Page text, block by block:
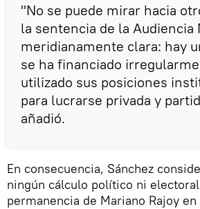
"No se puede mirar hacia
la sentencia de la Audiencia
meridianamente clara: hay
se ha financiado
utilizado sus posiciones
para lucrarse privada y
añadió.
En consecuencia, Sánchez
ningún cálculo político ni
permanencia de Mariano Rajoy